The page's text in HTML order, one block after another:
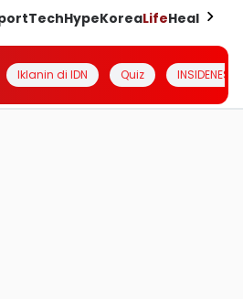
TechHypeKoreaLifeHealth
Iklanin di IDN Quiz INSIDENESIA